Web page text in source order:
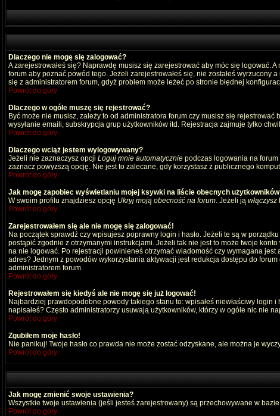
Dlaczego nie mogę się zalogować?
A zarejestrowałeś się? Naprawdę musisz się zarejestrować aby móc się logować.
forum aby poznać powód tego. Jeżeli zarejestrowałeś się, nie zostałeś wyrzucony
się z administratorem forum, gdyż problem może leżeć po stronie błędnej
Powrót do góry
Dlaczego w ogóle muszę się rejestrować?
Być może nie musisz, zależy to od administratora forum czy musisz się
wysyłanie emaili, subskrypcja grup użytkowników itd. Rejestracja zajmuje tylko
Powrót do góry
Dlaczego wciąż jestem wylogowywany?
Jeżeli nie zaznaczysz opcji Loguj mnie automatycznie podczas logowania na
zaznacz powyższą opcję. Nie jest to zalecane, gdy korzystasz z publicznego
Powrót do góry
Jak mogę zapobiec wyświetlaniu mojej ksywki na liście obecnych
W swoim profilu znajdziesz opcję Ukryj moją obecność na forum. Jeżeli ją włączysz
Powrót do góry
Zarejestrowałem się ale nie mogę się zalogować!
Na początek sprawdź czy wpisujesz poprawny login i hasło. Jeżeli te są w
postąpić zgodnie z otrzymanymi instrukcjami. Jeżeli tak nie jest to może twoje
na nie logować. Po rejestracji powinieneś otrzymać wiadomość czy wymagana jest
adres? Jednym z powodów wykorzystania aktywacji jest redukcja dostępu do
administratorem forum.
Powrót do góry
Rejestrowałem się kiedyś ale nie mogę się już logować!
Najbardziej prawdopodobne powody takiego stanu to: wpisałeś niewłaściwy login
napisałeś? Często administratorzy usuwają użytkowników, którzy w ogóle nic nie
Powrót do góry
Zgubiłem moje hasło!
Nie panikuj! Twoje hasło co prawda nie może zostać odzyskane, ale można je
Powrót do góry
Jak mogę zmienić swoje ustawienia?
Wszystkie twoje ustawienia (jeśli jesteś zarejestrowany) są przechowywane w
Powrót do góry